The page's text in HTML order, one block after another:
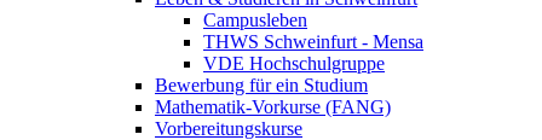
Campusleben
THWS Schweinfurt - Mensa
VDE Hochschulgruppe
Bewerbung für ein Studium
Mathematik-Vorkurse (FANG)
Vorbereitungskurse